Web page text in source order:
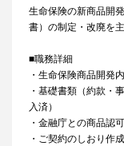
生命保険の新商品開
書）の制定・改廃を
■職務詳細
・生命保険商品開発
・基礎書類（約款・
入済）
・金融庁との商品認
・ご契約のしおり作